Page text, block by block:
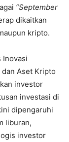
“September
dikaitkan
kripto.
Inovasi
Aset Kripto
investor
investasi di
dipengaruhi
liburan,
investor